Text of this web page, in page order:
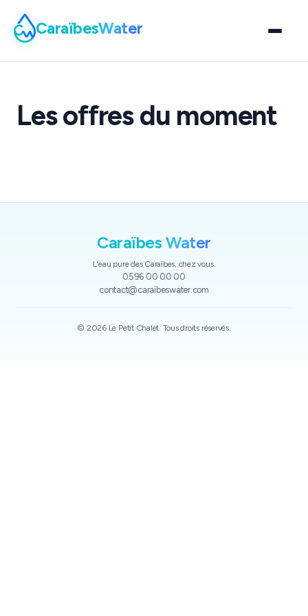
CaraïbesWater
Les offres du moment
Caraïbes Water
L'eau pure des Caraïbes, chez vous.
0596 00 00 00
contact@caraibeswater.com
© 2026 Le Petit Chalet. Tous droits réservés.